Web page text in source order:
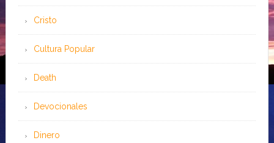
Cristo
Cultura Popular
Death
Devocionales
Dinero